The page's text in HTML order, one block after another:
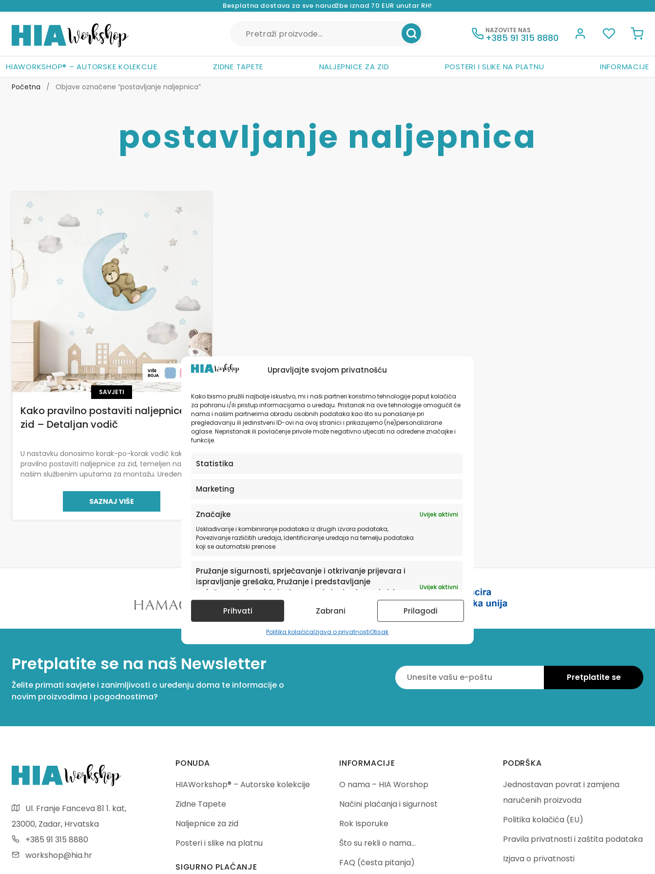
Upravljajte svojom privatnošću
Kako bismo pružili najbolje iskustvo, mi i naši partneri koristimo tehnologije poput kolačića
za pohranu i/ili pristup informacijama o uređaju. Pristanak na ove tehnologije omogućit će
nama i našim partnerima obradu osobnih podataka kao što su ponašanje pri
pregledavanju ili jedinstveni ID-ovi na ovoj stranici i prikazujemo (ne)personalizirane
oglase. Nepristanak ili povlačenje privole može negativno utjecati na određene značajke i
funkcije.
Statistika
Marketing
Značajke
Uvijek aktivni
Usklađivanje i kombiniranje podataka iz drugih izvora podataka,
Povezivanje različitih uređaja, Identificiranje uređaja na temelju podataka
koji se automatski prenose.
Pružanje sigurnosti, sprječavanje i otkrivanje prijevara i
ispravljanje grešaka, Pružanje i predstavljanje
oglašavanja i sadržaja, Spremanje i priopćavanje izbora
u pogledu privatnosti.
Uvijek aktivni
Prihvati Zabrani Prilagodi
Politika kolačićaIzjava o privatnostiOtisak
Besplatna dostava za sve narudžbe iznad 70 EUR unutar RH!
HIAWORKSHOP® – AUTORSKE KOLEKCIJE ZIDNE TAPETE NALJEPNICE ZA ZID POSTERI I SLIKE NA PLATNU INFORMACIJE
NAZOVITE NAS
+385 91 315 8880
Preskoči
na
navigaciju
Skoči
do
sadržaja
Početna / Objave označene “postavljanje naljepnica”
postavljanje naljepnica
SAVJETI
Kako pravilno postaviti naljepnice za
zid – Detaljan vodič
U nastavku donosimo korak-po-korak vodič kako
pravilno postaviti naljepnice za zid, temeljen na
našim službenim uputama za montažu. Uređenje
Workshop naljepnice za zid. […]
SAZNAJ VIŠE
Pretplatite se na naš Newsletter
Želite primati savjete i zanimljivosti o uređenju doma te informacije o
novim proizvodima i pogodnostima?
Ul. Franje Fanceva 81 1. kat,
23000, Zadar, Hrvatska
+385 91 315 8880
workshop@hia.hr
PONUDA
HIAWorkshop® – Autorske kolekcije
Zidne Tapete
Naljepnice za zid
Posteri i slike na platnu
SIGURNO PLAĆANJE
INFORMACIJE
O nama – HIA Worshop
Načini plaćanja i sigurnost
Rok Isporuke
Što su rekli o nama…
FAQ (česta pitanja)
PODRŠKA
Jednostavan povrat i zamjena
naručenih proizvoda
Politika kolačića (EU)
Pravila privatnosti i zaštita podataka
Izjava o privatnosti